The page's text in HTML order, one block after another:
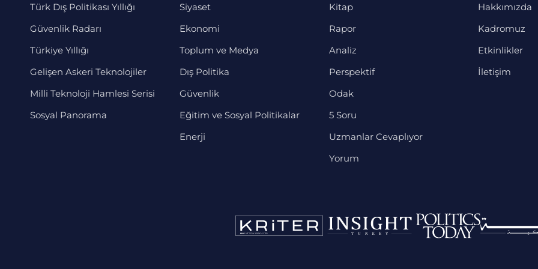
Türk Dış Politikası Yıllığı
Güvenlik Radarı
Türkiye Yıllığı
Gelişen Askeri Teknolojiler
Milli Teknoloji Hamlesi Serisi
Sosyal Panorama
Siyaset
Ekonomi
Toplum ve Medya
Dış Politika
Güvenlik
Eğitim ve Sosyal Politikalar
Enerji
Kitap
Rapor
Analiz
Perspektif
Odak
5 Soru
Uzmanlar Cevaplıyor
Yorum
Hakkımızda
Kadromuz
Etkinlikler
İletişim